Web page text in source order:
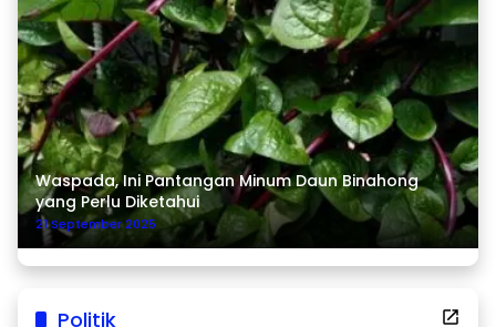
Waspada, Ini Pantangan Minum Daun Binahong
yang Perlu Diketahui
21 September 2025
Politik